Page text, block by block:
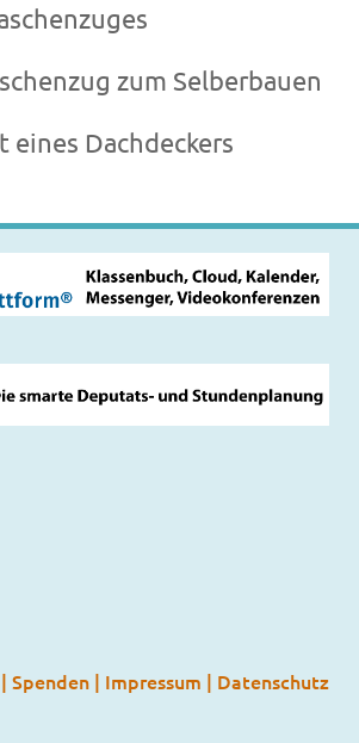
zum Selberbauen
eines Dachdeckers
| Spenden | Impressum | Datenschutz